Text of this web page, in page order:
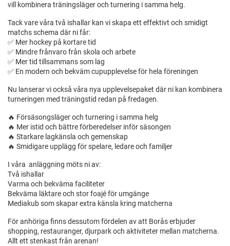
vill kombinera träningsläger och turnering i samma helg.
Tack vare våra två ishallar kan vi skapa ett effektivt och smidigt
matchs schema där ni får:
✅ Mer hockey på kortare tid
✅ Mindre frånvaro från skola och arbete
✅ Mer tid tillsammans som lag
✅ En modern och bekväm cupupplevelse för hela föreningen
Nu lanserar vi också våra nya upplevelsepaket där ni kan kombinera
turneringen med träningstid redan på fredagen.
🔥 Försäsongsläger och turnering i samma helg
🔥 Mer istid och bättre förberedelser inför säsongen
🔥 Starkare lagkänsla och gemenskap
🔥 Smidigare upplägg för spelare, ledare och familjer
I våra anläggning möts ni av:
Två ishallar
Varma och bekväma faciliteter
Bekväma läktare och stor foajé för umgänge
Mediakub som skapar extra känsla kring matcherna
För anhöriga finns dessutom fördelen av att Borås erbjuder
shopping, restauranger, djurpark och aktiviteter mellan matcherna.
Allt ett stenkast från arenan!